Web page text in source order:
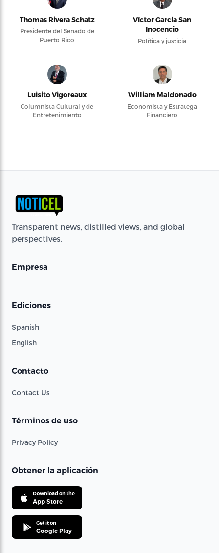
Thomas Rivera Schatz
Presidente del Senado de
Puerto Rico
Víctor García San
Inocencio
Política y justicia
Luisito Vigoreaux
Columnista Cultural y de
Entretenimiento
William Maldonado
Economista y Estratega
Financiero
Transparent news, distilled views, and global
perspectives.
Empresa
Ediciones
Spanish
English
Contacto
Contact Us
Términos de uso
Privacy Policy
Obtener la aplicación
Download on the
App Store
Get it on
Google Play